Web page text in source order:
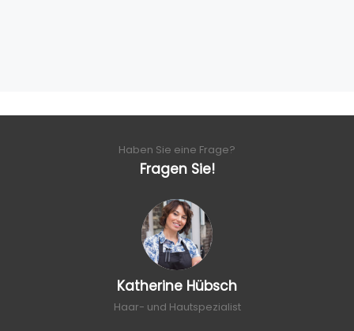
Haben Sie eine Frage?
Fragen Sie!
Katherine Hübsch
Haar- und Hautspezialist